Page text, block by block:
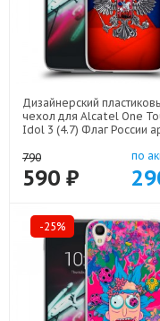
Дизайнерский
чехол для Alcatel One
Idol 3 (4.7) Флаг России
790
590 ₽
по
-25%